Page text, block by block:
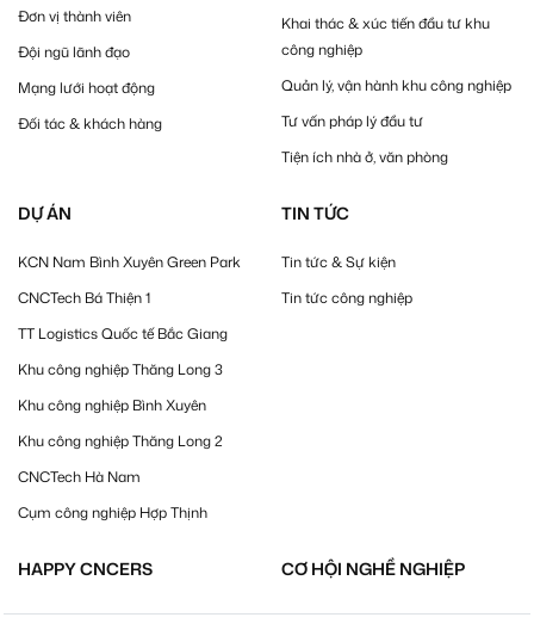
Đơn vị thành viên
Đội ngũ lãnh đạo
Mạng lưới hoạt động
Đối tác & khách hàng
Khai thác & xúc tiến đầu tư khu
công nghiệp
Quản lý, vận hành khu công nghiệp
Tư vấn pháp lý đầu tư
Tiện ích nhà ở, văn phòng
DỰ ÁN
KCN Nam Bình Xuyên Green Park
CNCTech Bá Thiện 1
TT Logistics Quốc tế Bắc Giang
Khu công nghiệp Thăng Long 3
Khu công nghiệp Bình Xuyên
Khu công nghiệp Thăng Long 2
CNCTech Hà Nam
Cụm công nghiệp Hợp Thịnh
TIN TỨC
Tin tức & Sự kiện
Tin tức công nghiệp
HAPPY CNCERS CƠ HỘI NGHỀ NGHIỆP